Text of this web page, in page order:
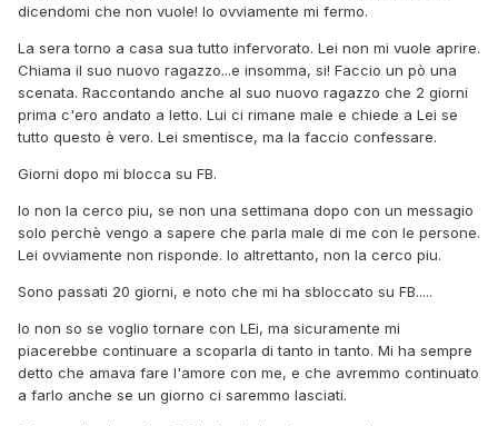
dicendomi che non vuole! Io ovviamente mi fermo.
La sera torno a casa sua tutto infervorato. Lei non mi vuole aprire.
Chiama il suo nuovo ragazzo...e insomma, si! Faccio un pò una
scenata. Raccontando anche al suo nuovo ragazzo che 2 giorni
prima c'ero andato a letto. Lui ci rimane male e chiede a Lei se
tutto questo è vero. Lei smentisce, ma la faccio confessare.
Giorni dopo mi blocca su FB.
Io non la cerco piu, se non una settimana dopo con un messagio
solo perchè vengo a sapere che parla male di me con le persone.
Lei ovviamente non risponde. Io altrettanto, non la cerco piu.
Sono passati 20 giorni, e noto che mi ha sbloccato su FB.....
Io non so se voglio tornare con LEi, ma sicuramente mi
piacerebbe continuare a scoparla di tanto in tanto. Mi ha sempre
detto che amava fare l'amore con me, e che avremmo continuato
a farlo anche se un giorno ci saremmo lasciati.